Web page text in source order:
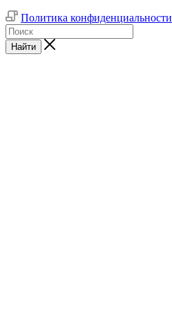
Политика конфиденциальности
Найти